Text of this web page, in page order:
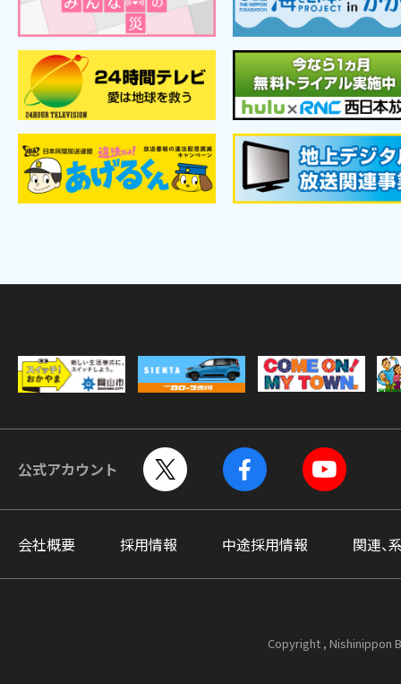
公式アカウント
会社概要 採用情報 中途採用情報 関連、
Copyright , Nishinippon